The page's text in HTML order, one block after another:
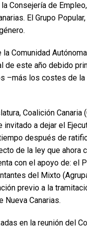
Consejería de
El Grupo
Comunidad
de este año debido
–más los costes de la
Coalición Canaria
a dejar el
después de
de la ley que ahora
con el apoyo de: el
del Mixto
previo a la
Nueva Canarias.
en la reunión del